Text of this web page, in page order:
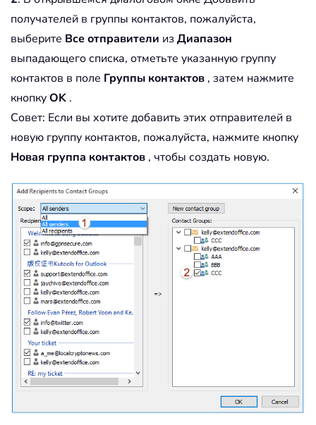
получателей в группы контактов, пожалуйста,
выберите Все отправители изДиапазон
выпадающего списка, отметьте указанную группу
контактов в поле Группы контактов , затем нажмите
кнопкуOK .
Совет: Если вы хотите добавить этих отправителей в
новую группу контактов, пожалуйста, нажмите кнопку
Новая группа контактов , чтобы создать новую.